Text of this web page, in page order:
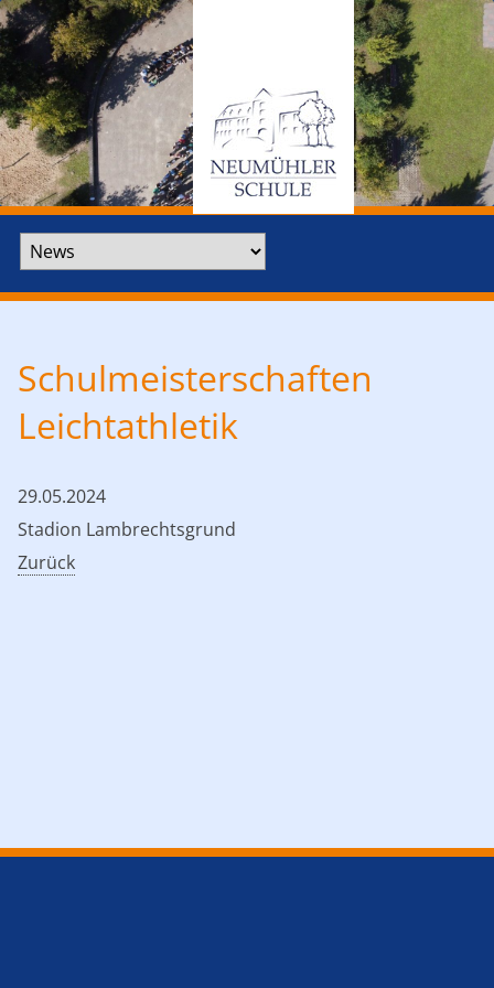
Schulmeisterschaften
Leichtathletik
29.05.2024
Stadion Lambrechtsgrund
Zurück